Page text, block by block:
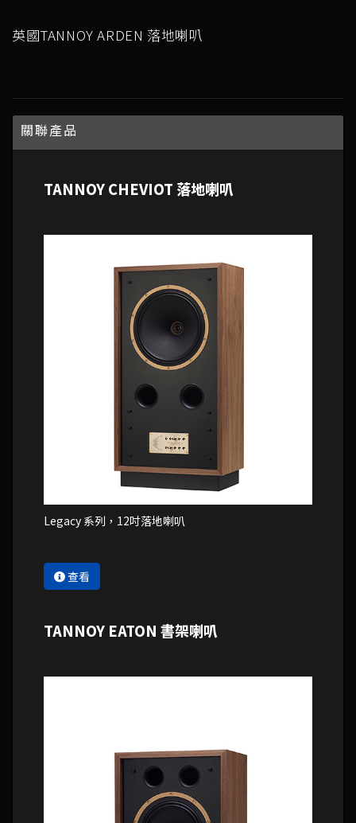
英國TANNOY ARDEN 落地喇叭
關聯產品
Legacy 系列，12吋落地喇叭
查看
TANNOY CHEVIOT 落地喇叭
TANNOY EATON 書架喇叭